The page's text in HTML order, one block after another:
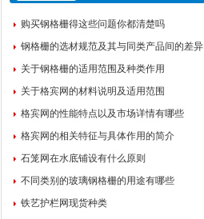
购买钢格栅得这些问题你都清楚吗
钢格栅的选材规范及其与同类产品间的差异
关于钢格栅的适用范围及种类作用
关于格宾网的材料说明及适用范围
格宾网的性能特点以及市场详情有哪些
格宾网的相关特征与具体作用的简介
石笼网在水底铺设有什么原则
不同类别的玻璃钢格栅的用途有哪些
铁艺护栏网现货种类